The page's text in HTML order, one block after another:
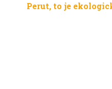
Perut, to je